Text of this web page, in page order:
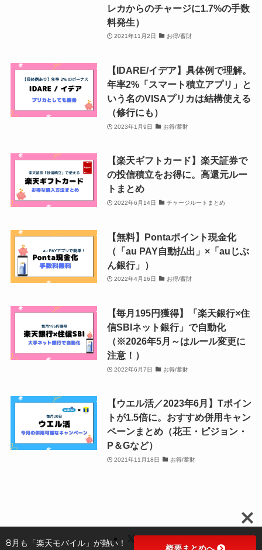
・クレカ・プリ
ト証券
その他
Amazonプライム
mineo(招待リンク）
楽天Car車検
↓招待コード（2026年3月12日まで
SDETJE
レカからのチャージに1.7%の手数
料発生）
2021年11月2日 お得/蓄財
【IDARE/イデア】具体例で理解。
年率2%「スマート積立アプリ」と
いう名のVISAプリカは結構使える
（修行にも）
2023年1月9日 お得/蓄財
【楽天ギフトカード】楽天証券で
の投信積立をお得に。高還元ルー
トまとめ
2022年6月14日 チャージルートまとめ
【無料】Pontaポイント現金化
（「au PAY自動払出」×「auじぶ
ん銀行」）
2022年4月16日 お得/蓄財
【毎月195円獲得】「楽天銀行×住
信SBIネット銀行」で自動化
（※2026年5月～はルール変更に
注意！）
2022年6月7日 お得/蓄財
【ウエル活／2023年6月】Tポイン
トが1.5倍に。おすすめ併用キャン
ペーンまとめ（花王・ピジョン・
P＆Gなど）
2021年11月18日 お得/蓄財
8月も「楽天モバイル」が熱い！